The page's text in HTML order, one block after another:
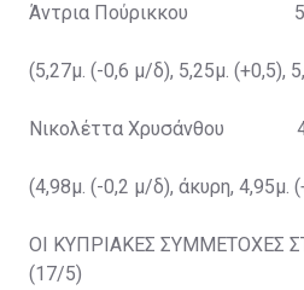
Άντρια Πούρικκου
(5,27μ. (-0,6 μ/δ), 5,25μ. (+0,5),
Νικολέττα
(4,98μ. (-0,2 μ/δ), άκυρη, 4,95μ.
ΟΙ ΚΥΠΡΙΑΚΕΣ ΣΥΜΜΕΤΟΧΕΣ
(17/5)